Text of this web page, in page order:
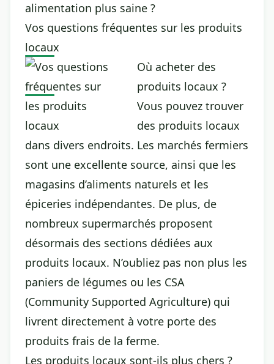
alimentation plus saine ?
Vos questions fréquentes sur les produits
locaux
Où acheter des
produits locaux ?
Vous pouvez trouver
des produits locaux
dans divers endroits. Les marchés fermiers
sont une excellente source, ainsi que les
magasins d’aliments naturels et les
épiceries indépendantes. De plus, de
nombreux supermarchés proposent
désormais des sections dédiées aux
produits locaux. N’oubliez pas non plus les
paniers de légumes ou les CSA
(Community Supported Agriculture) qui
livrent directement à votre porte des
produits frais de la ferme.
Les produits locaux sont-ils plus chers ?